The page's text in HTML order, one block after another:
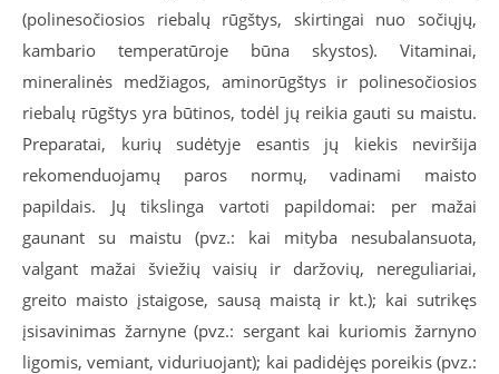
(polinesočiosios riebalų rūgštys, skirtingai nuo sočiųjų,
kambario temperatūroje būna skystos). Vitaminai,
mineralinės medžiagos, aminorūgštys ir polinesočiosios
riebalų rūgštys yra būtinos, todėl jų reikia gauti su maistu.
Preparatai, kurių sudėtyje esantis jų kiekis neviršija
rekomenduojamų paros normų, vadinami maisto
papildais. Jų tikslinga vartoti papildomai: per mažai
gaunant su maistu (pvz.: kai mityba nesubalansuota,
valgant mažai šviežių vaisių ir daržovių, nereguliariai,
greito maisto įstaigose, sausą maistą ir kt.); kai sutrikęs
įsisavinimas žarnyne (pvz.: sergant kai kuriomis žarnyno
ligomis, vemiant, viduriuojant); kai padidėjęs poreikis (pvz.: